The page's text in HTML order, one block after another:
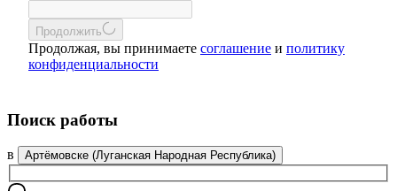
Продолжить
Продолжая, вы принимаете соглашение и политику
конфиденциальности
Поиск работы
в Артёмовске (Луганская Народная Республика)